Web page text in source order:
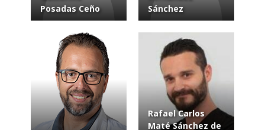
Posadas Ceño
Sánchez
Rafael Carlos
Maté Sánchez de